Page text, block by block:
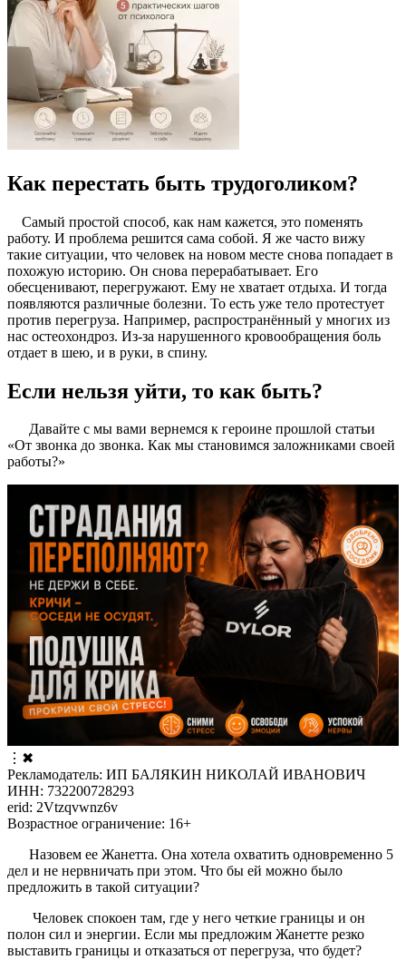
Как перестать быть трудоголиком?
Самый простой способ, как нам кажется, это поменять
работу. И проблема решится сама собой. Я же часто вижу
такие ситуации, что человек на новом месте снова попадает в
похожую историю. Он снова перерабатывает. Его
обесценивают, перегружают. Ему не хватает отдыха. И тогда
появляются различные болезни. То есть уже тело протестует
против перегруза. Например, распространённый у многих из
нас остеохондроз. Из-за нарушенного кровообращения боль
отдает в шею, и в руки, в спину.
Если нельзя уйти, то как быть?
Давайте с мы вами вернемся к героине прошлой статьи
«От звонка до звонка. Как мы становимся заложниками своей
работы?»
⋮ ✖
Рекламодатель: ИП БАЛЯКИН НИКОЛАЙ ИВАНОВИЧ
ИНН: 732200728293
erid: 2Vtzqvwnz6v
Возрастное ограничение: 16+
Назовем ее Жанетта. Она хотела охватить одновременно 5
дел и не нервничать при этом. Что бы ей можно было
предложить в такой ситуации?
Человек спокоен там, где у него четкие границы и он
полон сил и энергии. Если мы предложим Жанетте резко
выставить границы и отказаться от перегруза, что будет?